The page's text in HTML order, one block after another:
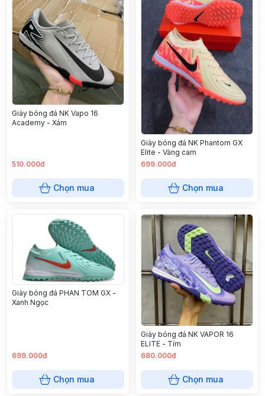
Giày bóng đá NK Vapo 16
Academy - Xám
510.000đ
Chọn mua
Giày bóng đá NK Phantom GX
Elite - Vàng cam
699.000đ
Chọn mua
Giày bóng đá PHAN TOM GX -
Xanh Ngọc
699.000đ
Chọn mua
Giày bóng đá NK VAPOR 16
ELITE - Tím
680.000đ
Chọn mua